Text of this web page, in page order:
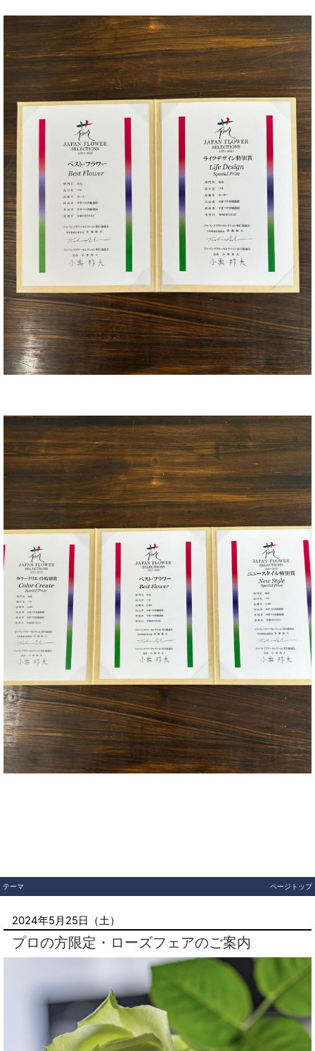
テーマ ページトップ
2024年5月25日（土）
プロの方限定・ローズフェアのご案内